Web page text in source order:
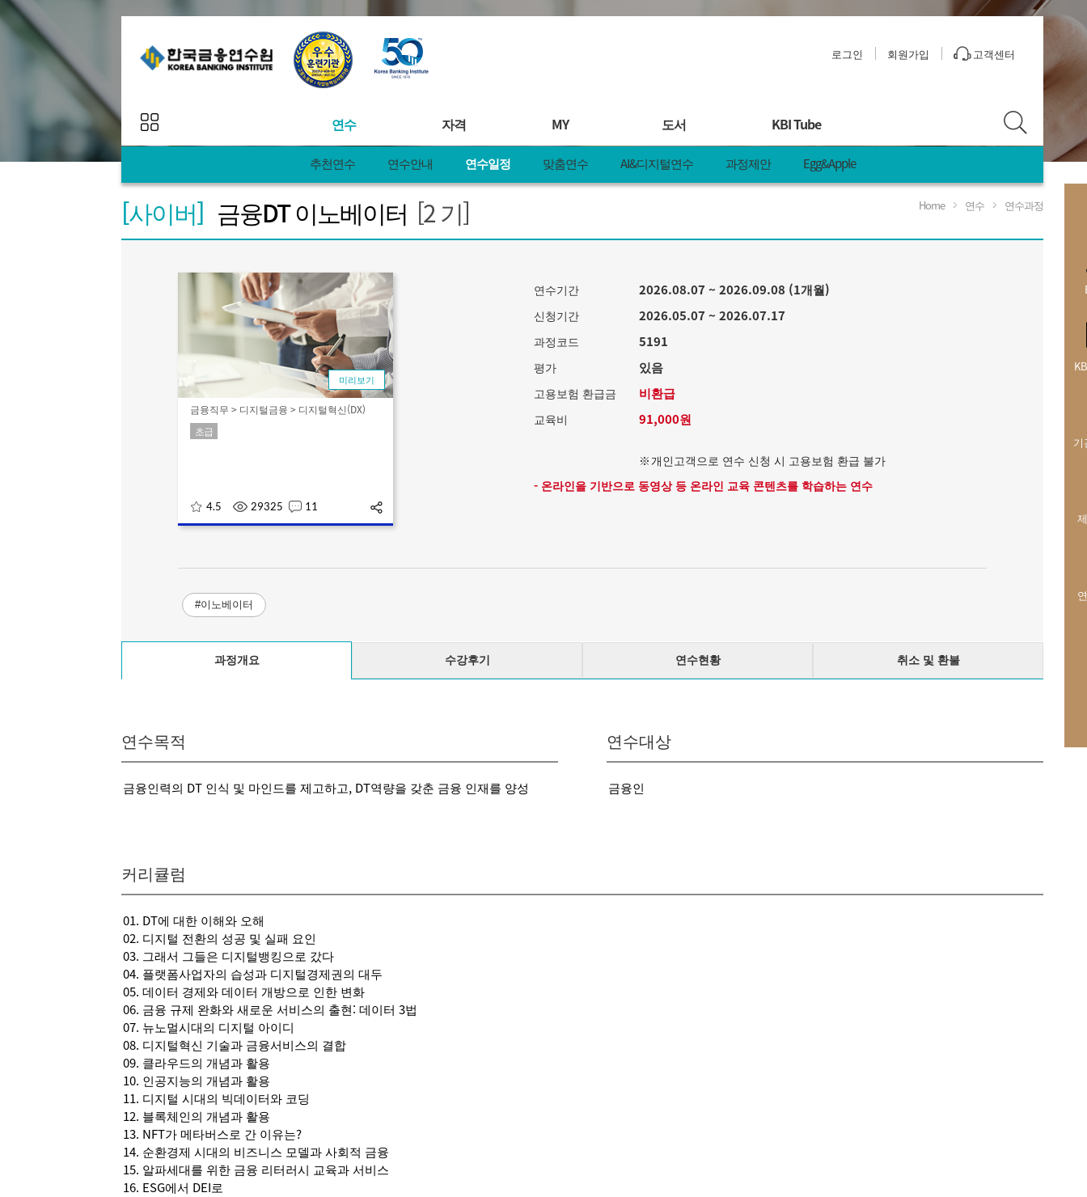
로그인 회원가입 고객센터
연수
추천연수
연수안내
연수일정
AI&디지털연수
과정제안
Egg&Apple
자격
자격시험안내
시험일정
접수확인 및 취소
MY
MY 학습
MY 쿠폰
MY 활동
도서
도서안내
주문내역
KBI Tube
연수 프로그램
연수 일정
추천연수 연수안내 연수일정 맞춤연수 AI&디지털연수 과정제안 Egg&Apple
기
Home 연수 연수과정
[사이버] 금융DT 이노베이터 [2 기]
미리보기
금융직무 > 디지털금융 > 디지털혁신(DX)
초급
4.5 29325 11
연수기간 2026.08.07 ~ 2026.09.08 (1개월)
신청기간 2026.05.07 ~ 2026.07.17
과정코드 5191
평가 있음
고용보험 환급금 비환급
교육비 91,000원
개인고객으로 연수 신청 시 고용보험 환급 불가
- 온라인을 기반으로 동영상 등 온라인 교육 콘텐츠를 학습하는 연수
#이노베이터
과정개요 수강후기 연수현황 취소 및 환불
연수목적
금융인력의 DT 인식 및 마인드를 제고하고, DT역량을 갖춘 금융 인재를 양성
연수대상
금융인
커리큘럼
01. DT에 대한 이해와 오해
02. 디지털 전환의 성공 및 실패 요인
03. 그래서 그들은 디지털뱅킹으로 갔다
04. 플랫폼사업자의 습성과 디지털경제권의 대두
05. 데이터 경제와 데이터 개방으로 인한 변화
06. 금융 규제 완화와 새로운 서비스의 출현: 데이터 3법
07. 뉴노멀시대의 디지털 아이디
08. 디지털혁신 기술과 금융서비스의 결합
09. 클라우드의 개념과 활용
10. 인공지능의 개념과 활용
11. 디지털 시대의 빅데이터와 코딩
12. 블록체인의 개념과 활용
13. NFT가 메타버스로 간 이유는?
14. 순환경제 시대의 비즈니스 모델과 사회적 금융
15. 알파세대를 위한 금융 리터러시 교육과 서비스
16. ESG에서 DEI로